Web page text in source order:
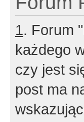
1. Forum
każdego
czy jest
post ma